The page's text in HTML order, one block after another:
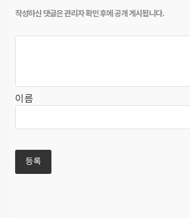
이름